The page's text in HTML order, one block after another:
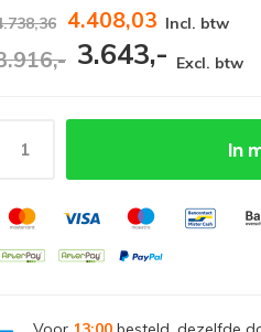
4.408,03 Incl. btw
3.643,- Excl. btw
In